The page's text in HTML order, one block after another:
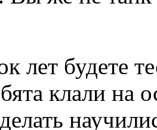
лет будете
клали на